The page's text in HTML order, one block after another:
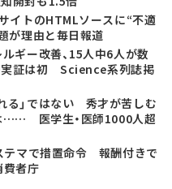
イトのHTMLソースに“不適
が理由と毎日報道
ギー改善、15人中6人が数
証は初 Science系列誌掲
る」ではない 秀才が苦しむ
…… 医学生・医師1000人超
テマで措置命令 報酬付きで
者庁